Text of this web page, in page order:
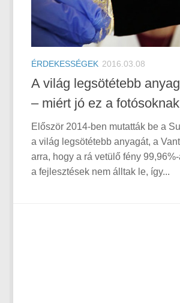
ÉRDEKESSÉGEK 2016.03.08
A világ legsötétebb
– miért jó ez a
Először 2014-ben mutatták be a
a világ legsötétebb anyagát, a
arra, hogy a rá vetülő fény
a fejlesztések nem álltak le, így...